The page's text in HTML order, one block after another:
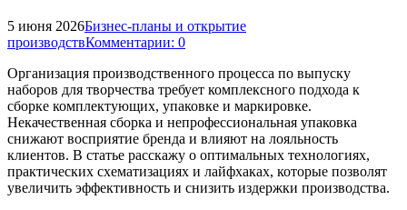
5 июня 2026Бизнес-планы и открытие
производствКомментарии: 0
Организация производственного процесса по выпуску
наборов для творчества требует комплексного подхода к
сборке комплектующих, упаковке и маркировке.
Некачественная сборка и непрофессиональная упаковка
снижают восприятие бренда и влияют на лояльность
клиентов. В статье расскажу о оптимальных технологиях,
практических схематизациях и лайфхаках, которые позволят
увеличить эффективность и снизить издержки производства.